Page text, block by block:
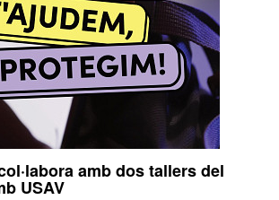
amb dos tallers del
USAV